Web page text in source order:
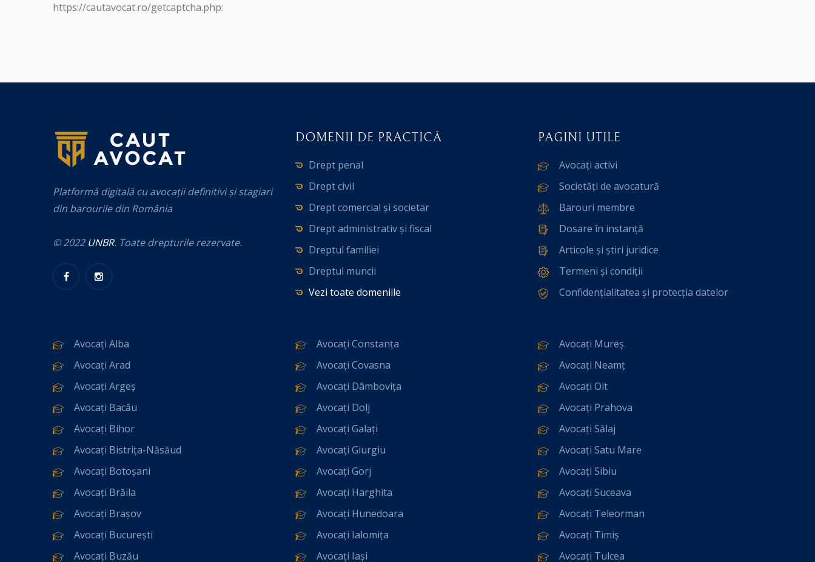
https://cautavocat.ro/getcaptcha.php:
Platformă digitală cu avocații definitivi și stagiari
din barourile din România
© 2022 UNBR. Toate drepturile rezervate.
DOMENII DE PRACTICĂ
Drept penal
Drept civil
Drept comercial și societar
Drept administrativ și fiscal
Dreptul familiei
Dreptul muncii
Vezi toate domeniile
PAGINI UTILE
Avocați activi
Societăți de avocatură
Barouri membre
Dosare în instanță
Articole și știri juridice
Termeni și condiții
Confidențialitatea și protecția datelor
Avocați Alba
Avocați Arad
Avocați Argeș
Avocați Bacău
Avocați Bihor
Avocați Bistrița-Năsăud
Avocați Botoșani
Avocați Brăila
Avocați Brașov
Avocați București
Avocați Buzău
Avocați Constanța
Avocați Covasna
Avocați Dâmbovița
Avocați Dolj
Avocați Galați
Avocați Giurgiu
Avocați Gorj
Avocați Harghita
Avocați Hunedoara
Avocați Ialomița
Avocați Iași
Avocați Mureș
Avocați Neamț
Avocați Olt
Avocați Prahova
Avocați Sălaj
Avocați Satu Mare
Avocați Sibiu
Avocați Suceava
Avocați Teleorman
Avocați Timiș
Avocați Tulcea